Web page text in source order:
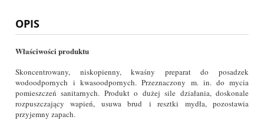
OPIS
Właściwości produktu
Skoncentrowany, niskopienny, kwaśny preparat do posadzek
wodoodpornych i kwasoodpornych. Przeznaczony m. in. do mycia
pomieszczeń sanitarnych. Produkt o dużej sile działania, doskonale
rozpuszczający wapień, usuwa brud i resztki mydła, pozostawia
przyjemny zapach.